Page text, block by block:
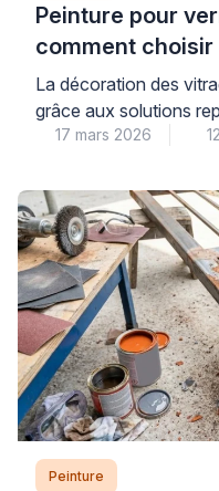
Peinture pour
comment
et de qualité
La décoration des
grâce aux solutions
permettent de
recherchent des
vitraux traditionnels.
cette flexibilité tout en
naturelle. Cependant,
nécessite une
17 mars 2026
Peinture